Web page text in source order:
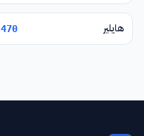
هايلير 470